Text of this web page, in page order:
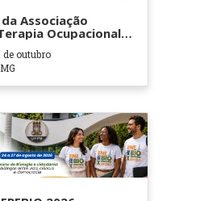
Associação
Ocupacional
e
- ATOHOSP
outubro